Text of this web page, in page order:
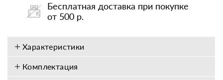
Бесплатная доставка при покупке
от 500 р.
Характеристики
Комплектация